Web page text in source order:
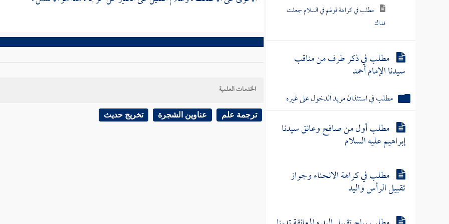
مطلب في كراهة قولهم في السلام جعلت
فداك
مطلب في ذكر طرف من مناقب
سيدنا الإمام أحمد
مطلب في استئذان مريد الدخول على غيره
مطلب أول من صافح وعانق سيدنا
إبراهيم عليه السلام
مطلب في كراهة الانحناء وجواز
تقبيل الرأس واليد
الخدمات العلمية
ترجمة علم عناوين الشجرة تخريج حديث